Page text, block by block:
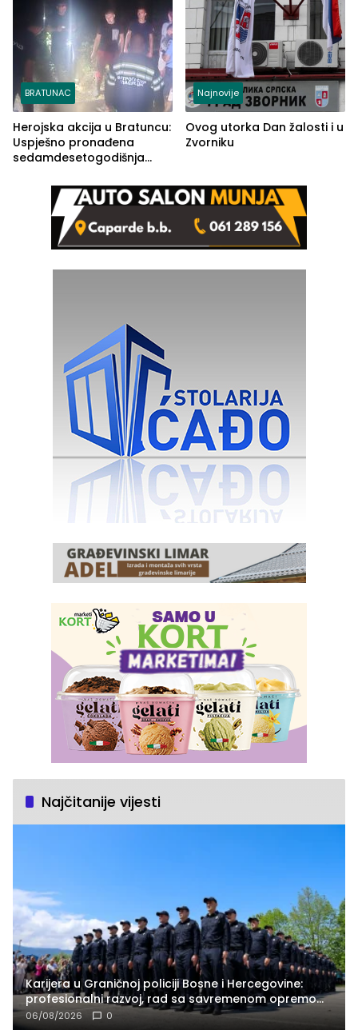
BRATUNAC
Herojska akcija u Bratuncu:
Uspješno pronađena
sedamdesetogodišnja
Kravice.
Najnovije
Ovog utorka Dan žalosti i u
Zvorniku
Najčitanije vijesti
Karijera u Graničnoj policiji Bosne i Hercegovine:
profesionalni razvoj, rad sa savremenom opremom
i služba građanima
06/08/2026 0